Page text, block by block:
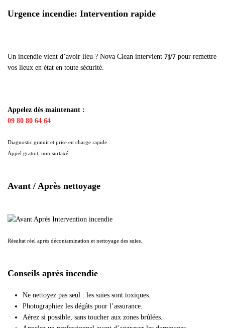
Urgence incendie: Intervention rapide
Un incendie vient d’avoir lieu ? Nova Clean intervient 7j/7 pour remettre
vos lieux en état en toute sécurité.
Appelez dès maintenant :
09 80 80 64 64
Diagnostic gratuit et prise en charge rapide.
Appel gratuit, non surtaxé.
Avant / Après nettoyage
Résultat réel après décontamination et nettoyage des suies.
Conseils après incendie
Ne nettoyez pas seul : les suies sont toxiques.
Photographiez les dégâts pour l’assurance.
Aérez si possible, sans toucher aux zones brûlées.